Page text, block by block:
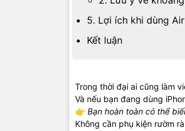
5. Lợi ích khi dùng
Kết luận
Trong thời đại ai cũng làm
Và nếu bạn đang dùng
👉 Bạn hoàn toàn có thể
Không cần phụ kiện rườm